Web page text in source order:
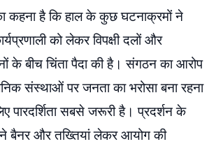
है कि हाल के कुछ घटनाक्रमों ने
को लेकर विपक्षी दलों और
के बीच चिंता पैदा की है। संगठन का आरोप
संस्थाओं पर जनता का भरोसा बना रहना
पारदर्शिता सबसे जरूरी है। प्रदर्शन के
ने बैनर और तख्तियां लेकर आयोग की